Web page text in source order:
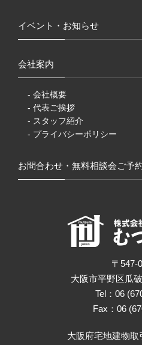
イベント・お知らせ
会社案内
- 会社概要
- 代表ご挨拶
- スタッフ紹介
- プライバシーポリシー
お問合わせ・無料相談会ご予
〒547-
大阪市平野区瓜
Tel：06
Fax：06
大阪府宅地建物取